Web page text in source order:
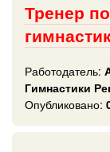
Тренер
Работодатель:
Гимнастики
Опубликовано: